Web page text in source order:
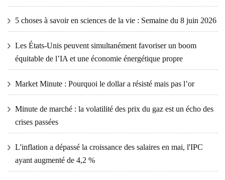
5 choses à savoir en sciences de la vie : Semaine du 8 juin 2026
Les États-Unis peuvent simultanément favoriser un boom
équitable de l’IA et une économie énergétique propre
Market Minute : Pourquoi le dollar a résisté mais pas l’or
Minute de marché : la volatilité des prix du gaz est un écho des
crises passées
L'inflation a dépassé la croissance des salaires en mai, l'IPC
ayant augmenté de 4,2 %